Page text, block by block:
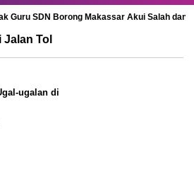
Guru SDN Borong Makassar Akui Salah dan
Tol
ugalan di